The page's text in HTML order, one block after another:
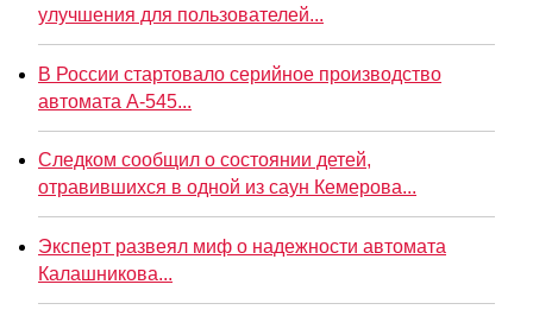
улучшения для пользователей...
В России стартовало серийное производство
автомата А-545...
Следком сообщил о состоянии детей,
отравившихся в одной из саун Кемерова...
Эксперт развеял миф о надежности автомата
Калашникова...